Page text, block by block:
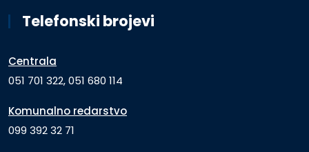
Telefonski brojevi
Centrala
051 701 322, 051 680 114
Komunalno redarstvo
099 392 32 71